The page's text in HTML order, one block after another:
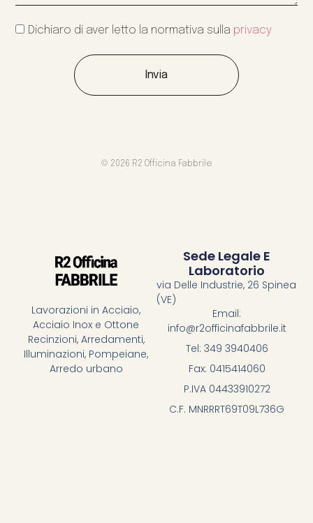
Dichiaro di aver letto la normativa sulla privacy
Invia
© 2026 R2 Officina Fabbrile
Lavorazioni in Acciaio,
Acciaio Inox e Ottone
Recinzioni, Arredamenti,
Illuminazioni, Pompeiane,
Arredo urbano
Sede Legale E
Laboratorio
via Delle Industrie, 26 Spinea
(VE)
Email:
info@r2officinafabbrile.it
Tel: 349 3940406
Fax: 0415414060
P.IVA 04433910272
C.F. MNRRRT69T09L736G